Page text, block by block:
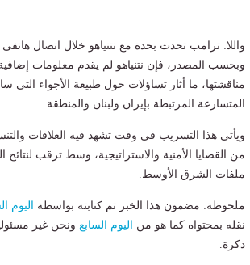
واللا: ترامب تحدث بحدة مع نتنياهو خلال اتصال
وبحسب المصدر، فإن نتنياهو لم يقدم معلومات
مناقشتها، ما أثار تساؤلات حول طبيعة الأجواء
المتسارعة المرتبطة بإيران ولبنان والمنطقة.
ويأتي هذا التسريب في وقت تشهد فيه العلاقات
من القضايا الأمنية والاستراتيجية، وسط ترقب
ملفات الشرق الأوسط.
ملحوظة: مضمون هذا الخبر تم كتابته بواسطة اليوم
نقله بمحتواه كما هو من
اليوم السابع ونحن غير
ذكرة.